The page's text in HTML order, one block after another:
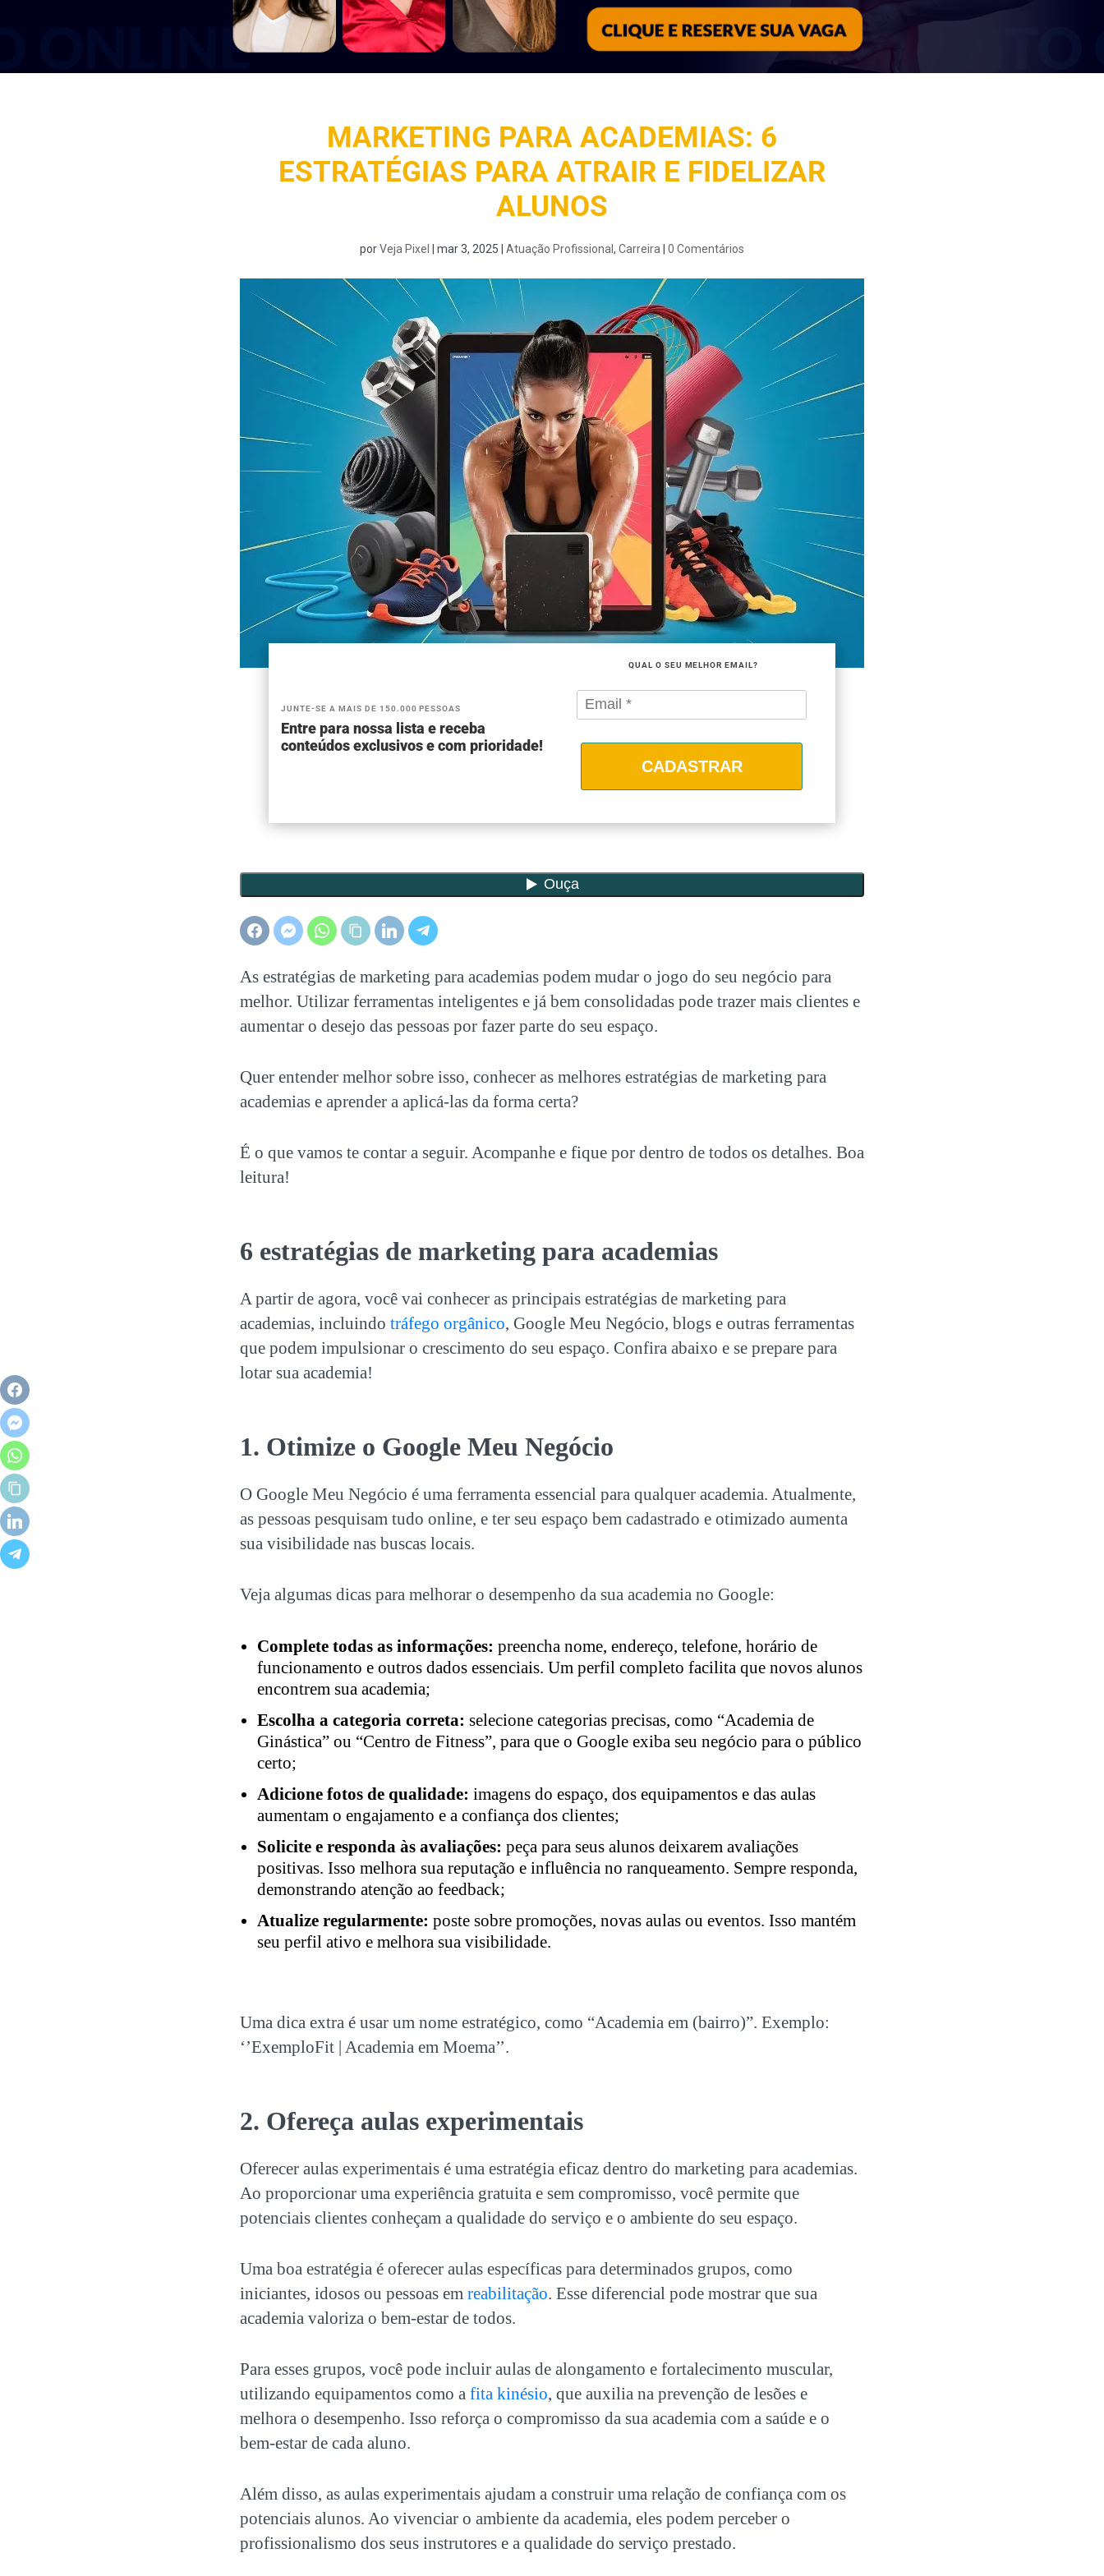
MARKETING PARA ACADEMIAS: 6
ESTRATÉGIAS PARA ATRAIR E FIDELIZAR
ALUNOS
porVeja Pixel mar 3, 2025 Atuação Profissional , Carreira 0 Comentários
JUNTE-SE A MAIS DE 150.000 PESSOAS
Entre para nossa lista e receba
conteúdos exclusivos e com prioridade!
QUAL O SEU MELHOR EMAIL?
CADASTRAR
As estratégias de marketing para academias podem mudar o jogo do seu negócio para
melhor. Utilizar ferramentas inteligentes e já bem consolidadas pode trazer mais clientes e
aumentar o desejo das pessoas por fazer parte do seu espaço.
Quer entender melhor sobre isso, conhecer as melhores estratégias de marketing para
academias e aprender a aplicá-las da forma certa?
É o que vamos te contar a seguir. Acompanhe e fique por dentro de todos os detalhes. Boa
leitura!
6 estratégias de marketing para academias
A partir de agora, você vai conhecer as principais estratégias de marketing para
academias, incluindo tráfego orgânico, Google Meu Negócio, blogs e outras ferramentas
que podem impulsionar o crescimento do seu espaço. Confira abaixo e se prepare para
lotar sua academia!
1. Otimize o Google Meu Negócio
O Google Meu Negócio é uma ferramenta essencial para qualquer academia. Atualmente,
as pessoas pesquisam tudo online, e ter seu espaço bem cadastrado e otimizado aumenta
sua visibilidade nas buscas locais.
Veja algumas dicas para melhorar o desempenho da sua academia no Google:
Complete todas as informações: preencha nome, endereço, telefone, horário de
funcionamento e outros dados essenciais. Um perfil completo facilita que novos alunos
encontrem sua academia;
Escolha a categoria correta: selecione categorias precisas, como “Academia de
Ginástica” ou “Centro de Fitness”, para que o Google exiba seu negócio para o público
certo;
Adicione fotos de qualidade: imagens do espaço, dos equipamentos e das aulas
aumentam o engajamento e a confiança dos clientes;
Solicite e responda às avaliações: peça para seus alunos deixarem avaliações
positivas. Isso melhora sua reputação e influência no ranqueamento. Sempre responda,
demonstrando atenção ao feedback;
Atualize regularmente: poste sobre promoções, novas aulas ou eventos. Isso mantém
seu perfil ativo e melhora sua visibilidade.
Uma dica extra é usar um nome estratégico, como “Academia em (bairro)”. Exemplo:
‘’ExemploFit | Academia em Moema’’.
2. Ofereça aulas experimentais
Oferecer aulas experimentais é uma estratégia eficaz dentro do marketing para academias.
Ao proporcionar uma experiência gratuita e sem compromisso, você permite que
potenciais clientes conheçam a qualidade do serviço e o ambiente do seu espaço.
Uma boa estratégia é oferecer aulas específicas para determinados grupos, como
iniciantes, idosos ou pessoas em reabilitação. Esse diferencial pode mostrar que sua
academia valoriza o bem-estar de todos.
Para esses grupos, você pode incluir aulas de alongamento e fortalecimento muscular,
utilizando equipamentos como a fita kinésio, que auxilia na prevenção de lesões e
melhora o desempenho. Isso reforça o compromisso da sua academia com a saúde e o
bem-estar de cada aluno.
Além disso, as aulas experimentais ajudam a construir uma relação de confiança com os
potenciais alunos. Ao vivenciar o ambiente da academia, eles podem perceber o
profissionalismo dos seus instrutores e a qualidade do serviço prestado.